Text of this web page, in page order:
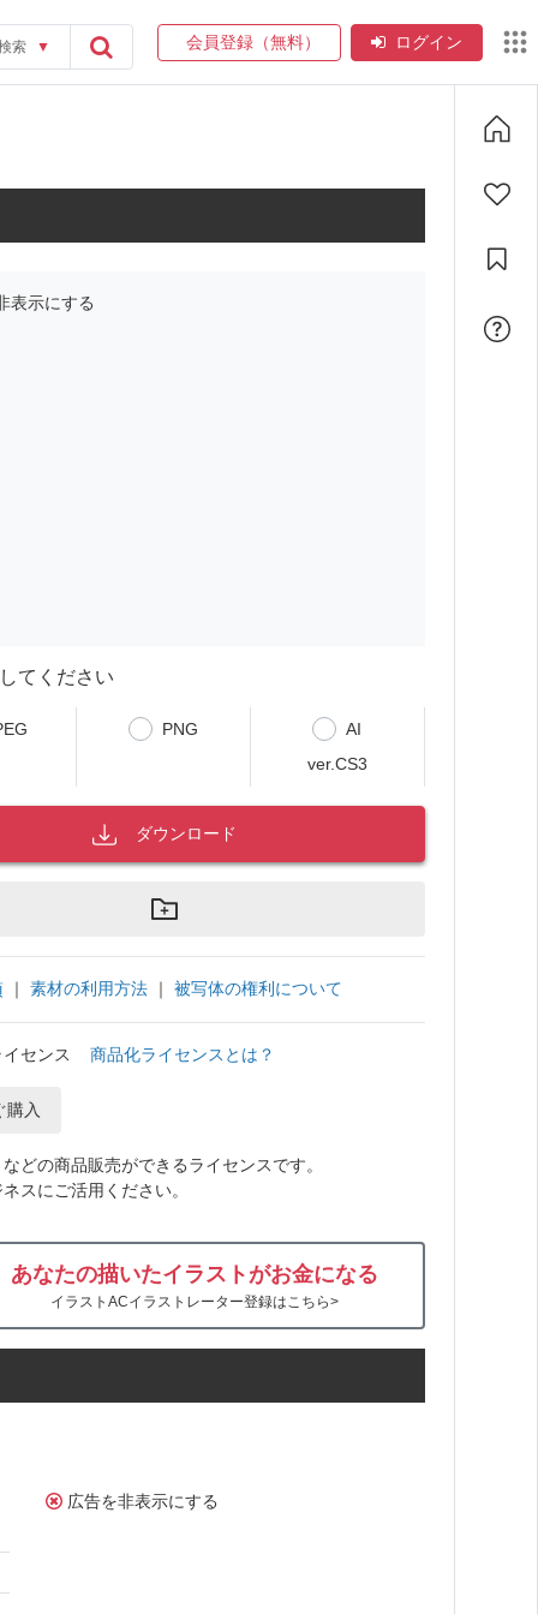
索 ▼ 会員登録（無料） ログイン
表示にする
てください
PNG
AI
ver.CS3
ダウンロード
｜ 素材の利用方法 ｜ 被写体の権利について
センス 商品化ライセンスとは？
購入
どの商品販売ができるライセンスです。
スにご活用ください。
あなたの描いたイラストがお金になる
イラストACイラストレーター登録はこちら>
広告を非表示にする